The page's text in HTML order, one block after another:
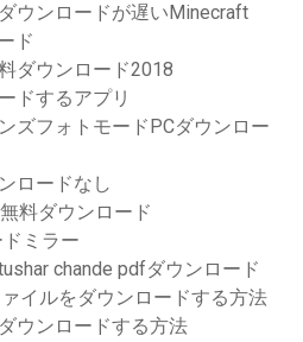
ウンロードが遅いMinecraft
ド
ダウンロード2018
ドするアプリ
ズフォトモードPCダウンロー
ロードなし
料ダウンロード
ミラー
chande pdfダウンロード
イルをダウンロードする方法
ウンロードする方法